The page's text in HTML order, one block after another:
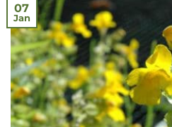
07
Jan